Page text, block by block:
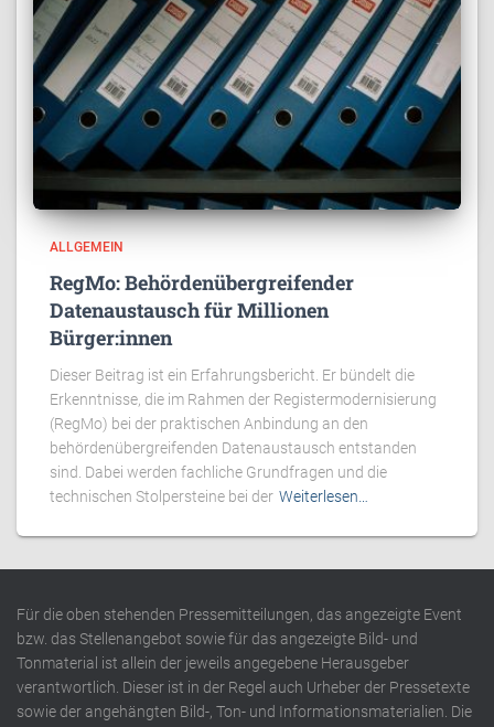
ALLGEMEIN
RegMo: Behördenübergreifender
Datenaustausch für Millionen
Bürger:innen
Dieser Beitrag ist ein Erfahrungsbericht. Er bündelt die
Erkenntnisse, die im Rahmen der Registermodernisierung
(RegMo) bei der praktischen Anbindung an den
behördenübergreifenden Datenaustausch entstanden
sind. Dabei werden fachliche Grundfragen und die
technischen Stolpersteine bei der Weiterlesen…
Für die oben stehenden Pressemitteilungen, das angezeigte Event
bzw. das Stellenangebot sowie für das angezeigte Bild- und
Tonmaterial ist allein der jeweils angegebene Herausgeber
verantwortlich. Dieser ist in der Regel auch Urheber der Pressetexte
sowie der angehängten Bild-, Ton- und Informationsmaterialien. Die